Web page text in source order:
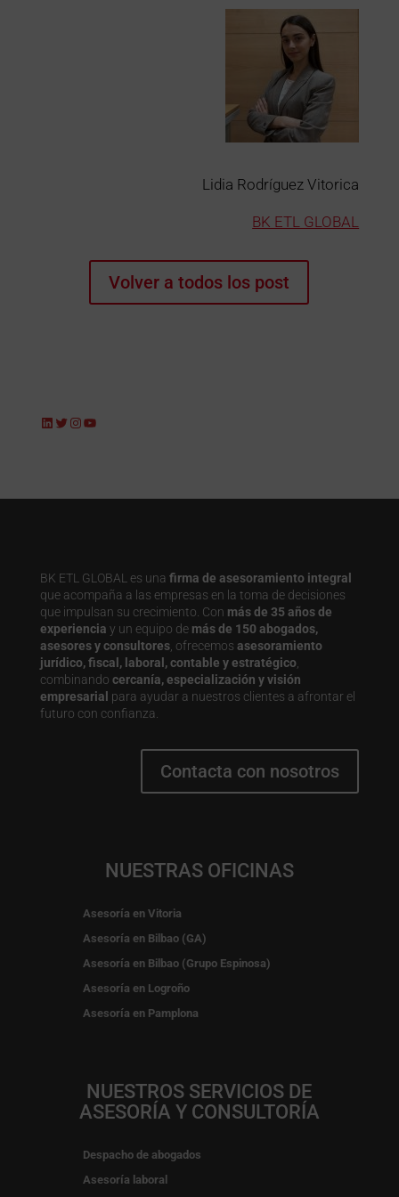
Lidia Rodríguez Vitorica
BK ETL GLOBAL
Volver a todos los post
LinkedIn
Twitter
Instagram
YouTube
BK ETL GLOBAL es una firma de asesoramiento integral
que acompaña a las empresas en la toma de decisiones
que impulsan su crecimiento. Con más de 35 años de
experiencia y un equipo de más de 150 abogados,
asesores y consultores, ofrecemos asesoramiento
jurídico, fiscal, laboral, contable y estratégico
combinando cercanía, especialización y visión
empresarial para ayudar a nuestros clientes a afrontar el
futuro con confianza.
Contacta con nosotros
NUESTRAS OFICINAS
Asesoría en Vitoria
Asesoría en Bilbao (GA)
Asesoría en Bilbao (Grupo Espinosa)
Asesoría en Logroño
Asesoría en Pamplona
NUESTROS SERVICIOS DE
ASESORÍA Y CONSULTORÍA
Despacho de abogados
Asesoría laboral